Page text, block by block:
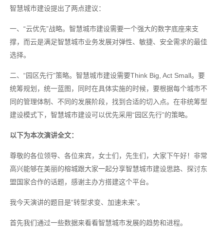
智慧城市建设提出了两点建议：
一、“云优先”战略。智慧城市建设需要一个强大的数字底座来支
撑，而云是满足智慧城市业务发展对弹性、敏捷、安全需求的最佳
选择。
二、“园区先行”策略。智慧城市建设需要Think Big, Act Small。要
统筹规划，统一蓝图，同时在具体实施的时候，要根据每个城市不
同的管理体制、不同的发展阶段，找到合适的切入点。在非统筹型
建设模式下，智慧城市建设可以优先采用“园区先行”的策略。
以下为本次演讲全文：
尊敬的各位领导、各位来宾，女士们，先生们，大家下午好！非常
高兴能够在美丽的榕城跟大家一起分享智慧城市建设思路、探讨东
盟国家合作的话题，感谢主办方搭建这个平台。
我今天演讲的题目是“转型求变、加速未来”。
首先我们通过一些数据来看看智慧城市发展的趋势和进程。